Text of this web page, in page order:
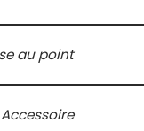
au point
Accessoire